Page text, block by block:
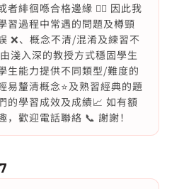
者緋徊喺合格邊緣 ✍🏻 因此我
習過程中常遇的問題及樽頸
❌、概念不清/混淆及練習不
淺入深的教授方式穩固學生
生能力提供不同類型/難度的
易釐清概念⭐️及熟習經典的題
的學習成效及成績📈 如有額
，歡迎電話聯絡 📞 謝謝！